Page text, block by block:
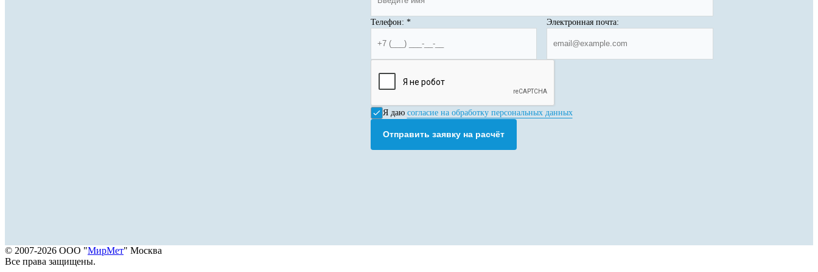
Телефон: * Электронная почта:
Я даю согласие на обработку персональных данных
Отправить заявку на расчёт
© 2007-2026 ООО "МирМет" Москва
Все права защищены.